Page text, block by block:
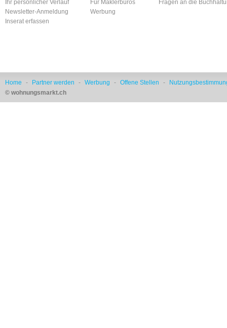
Ihr persönlicher Verlauf
Newsletter-Anmeldung
Inserat erfassen
Für Maklerbüros
Werbung
Fragen an die
Home - Partner werden - Werbung - Offene Stellen -
© wohnungsmarkt.ch